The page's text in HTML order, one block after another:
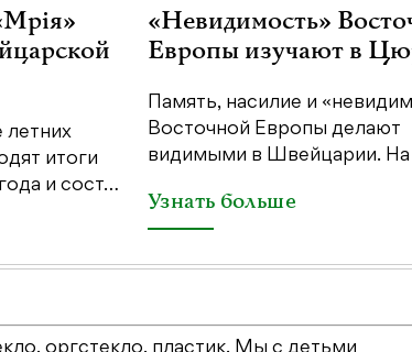
летних
итоги
и сост…
«Невидимость»
Европы изучают в
Память, насилие и
Восточной Европы делают
видимыми в Швейцарии.
Узнать больше